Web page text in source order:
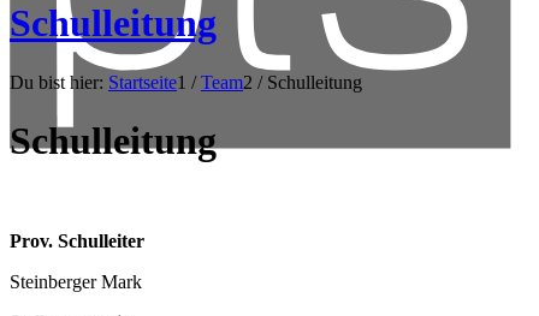
Schulleitung
Du bist hier: Startseite1 / Team2 / Schulleitung
Schulleitung
Prov. Schulleiter
Steinberger Mark